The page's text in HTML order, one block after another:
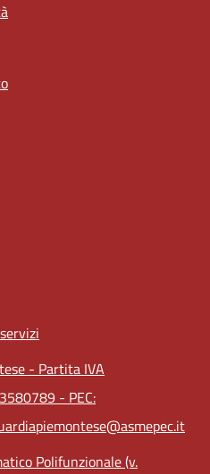
- Partita IVA
- PEC:
Polifunzionale (v.